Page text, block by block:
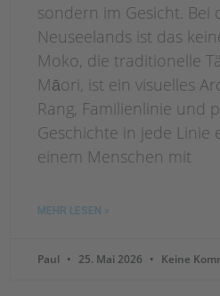
sondern im Gesicht. Bei
Neuseelands ist das
Moko, die traditionelle
Māori, ist ein visuelles
Rang, Familienlinie und
Geschichte in jede Linie
einem Menschen mit
MEHR LESEN »
Paul 25. Mai 2026 Keine